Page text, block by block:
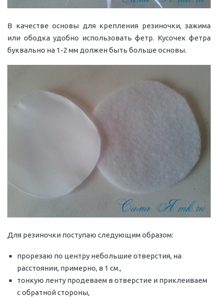
В качестве основы для крепления резиночки, зажима
или ободка удобно использовать фетр. Кусочек фетра
буквально на 1-2 мм должен быть больше основы.
Для резиночки поступаю следующим образом:
прорезаю по центру небольшие отверстия, на
расстоянии, примерно, в 1 см.,
тонкую ленту продеваем в отверстие и приклеиваем
с обратной стороны,